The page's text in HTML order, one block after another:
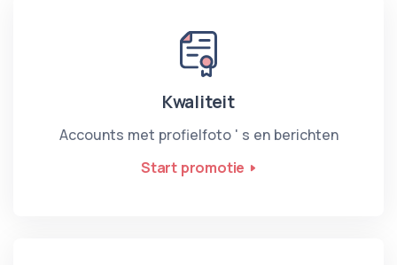
Kwaliteit
Accounts met profielfoto ' s en berichten
Start promotie